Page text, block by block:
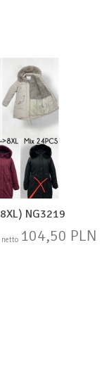
NG3219
netto 104,50 PLN